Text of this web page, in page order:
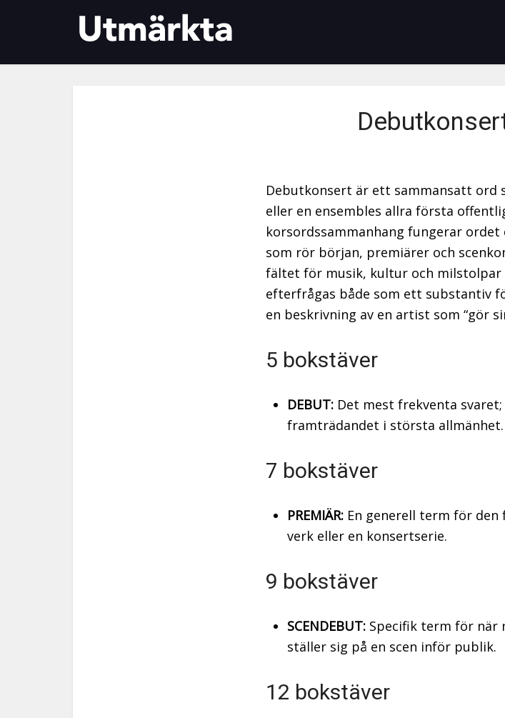
Debutkonsert är ett sammansatt ord
eller en ensembles allra första
korsordssammanhang fungerar
som rör början, premiärer och
fältet för musik, kultur och milstolpar
efterfrågas både som ett substantiv
en beskrivning av en artist som “gör
5 bokstäver
DEBUT: Det mest frekventa
framträdandet i största allmänhet.
7 bokstäver
PREMIÄR: En generell term för
verk eller en konsertserie.
9 bokstäver
SCENDEBUT: Specifik term för när
ställer sig på en scen inför publik.
12 bokstäver